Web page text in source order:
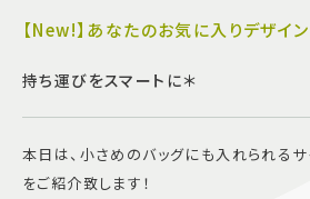
【New!】あなたのお気に入りデザイン
持ち運びをスマートに＊
本日は、小さめのバッグにも入れられる
をご紹介致します！